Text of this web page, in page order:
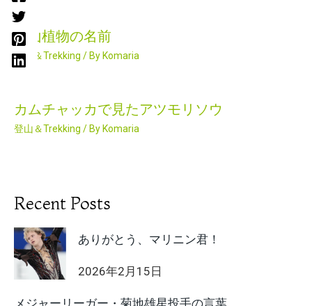
高山植物の名前
登山＆Trekking / By Komaria
カムチャッカで見たアツモリソウ
登山＆Trekking / By Komaria
Recent Posts
ありがとう、マリニン君！
2026年2月15日